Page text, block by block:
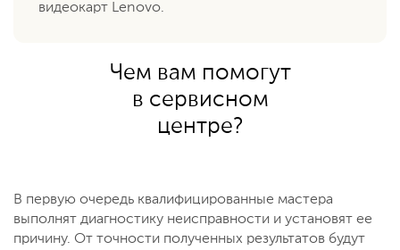
видеокарт Lenovo.
Чем вам помогут
в сервисном
центре?
В первую очередь квалифицированные мастера
выполнят диагностику неисправности и установят ее
причину. От точности полученных результатов будут